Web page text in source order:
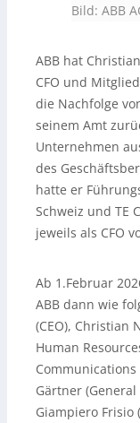
Bild: ABB
ABB hat
CFO und
die Nachfolge
seinem Amt
Unternehmen
des
hatte er
Schweiz und TE
jeweils als CFO
Ab 1.Februar
ABB dann wie
(CEO), Christian
Human
Gärtner
Giampiero Frisio